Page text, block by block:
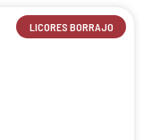
LICORES BORRAJO